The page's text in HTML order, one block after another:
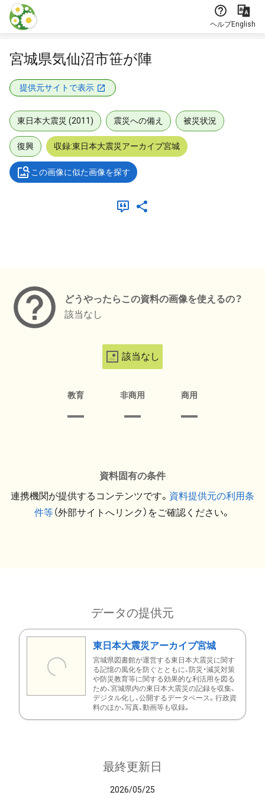
本文に飛ぶ
ヘルプEnglish
宮城県気仙沼市笹が陣
提供元サイトで表示
東日本大震災 (2011) 震災への備え 被災状況
復興 収録:東日本大震災アーカイブ宮城
この画像に似た画像を探す
どうやったらこの資料の画像を使えるの？
該当なし
該当なし
教育 非商用 商用
資料固有の条件
連携機関が提供するコンテンツです。 資料提供元の利用条
件等（外部サイトへリンク）をご確認ください。
データの提供元
東日本大震災アーカイブ宮城
宮城県図書館が運営する東日本大震災に関す
る記憶の風化を防ぐとともに、防災・減災対策
や防災教育等に関する効果的な利活用を図る
ため、宮城県内の東日本大震災の記録を収集、
デジタル化し、公開するデータベース。行政資
料のほか、写真、動画等も収録。
最終更新日
2026/05/25